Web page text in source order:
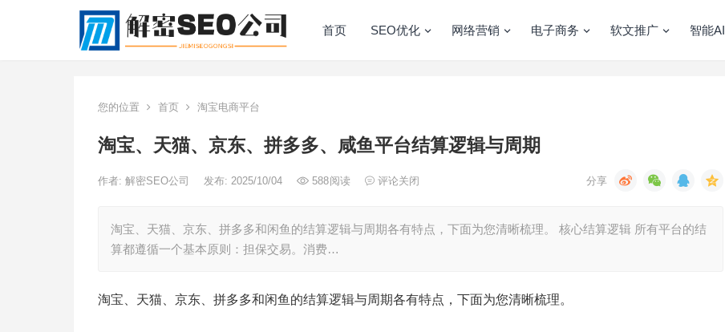
首页 SEO优化 网络营销 电子商务 软文推广 智能AI
您的位置 首页 淘宝电商平台
淘宝、天猫、京东、拼多多、咸鱼平台结算逻辑与周期
作者: 解密SEO公司 发布: 2025/10/04 588阅读 评论关闭
淘宝、天猫、京东、拼多多和闲鱼的结算逻辑与周期各有特点，下面为您清晰梳理。 核心结算逻辑 所有平台的结
算都遵循一个基本原则：担保交易。消费…
淘宝、天猫、京东、拼多多和闲鱼的结算逻辑与周期各有特点，下面为您清晰梳理。